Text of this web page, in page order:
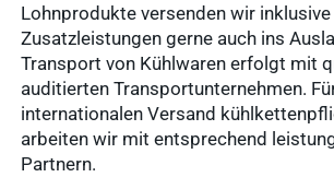
Lohnprodukte versenden wir
Zusatzleistungen gerne auch ins
Transport von Kühlwaren erfolgt mit
auditierten Transportunternehmen.
internationalen Versand
arbeiten wir mit entsprechend
Partnern.